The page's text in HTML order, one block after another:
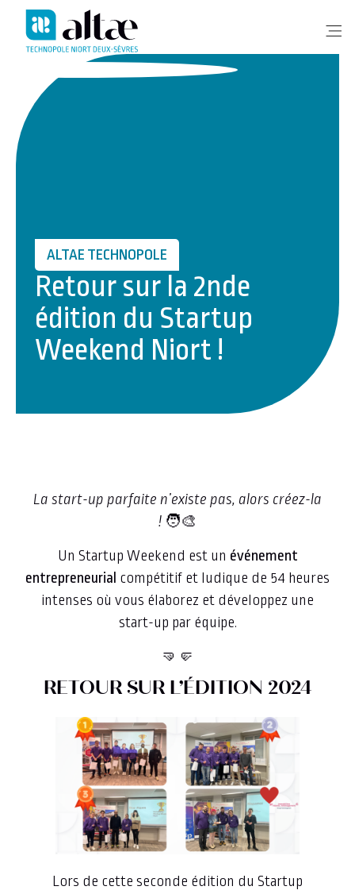
ALTAE TECHNOPOLE
Retour sur la 2nde
édition du Startup
Weekend Niort !
La start-up parfaite n’existe pas, alors créez-la
! 🧑‍🎨
Un Startup Weekend est un événement
entrepreneurial compétitif et ludique de 54 heures
intenses où vous élaborez et développez une
start-up par équipe.
🤜🤛
RETOUR SUR L’ÉDITION 2024
Lors de cette seconde édition du Startup